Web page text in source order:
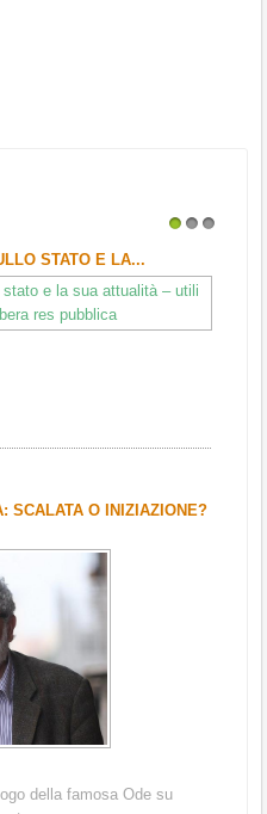
STATO E LA...
SCALATA O INIZIAZIONE?
della famosa Ode su